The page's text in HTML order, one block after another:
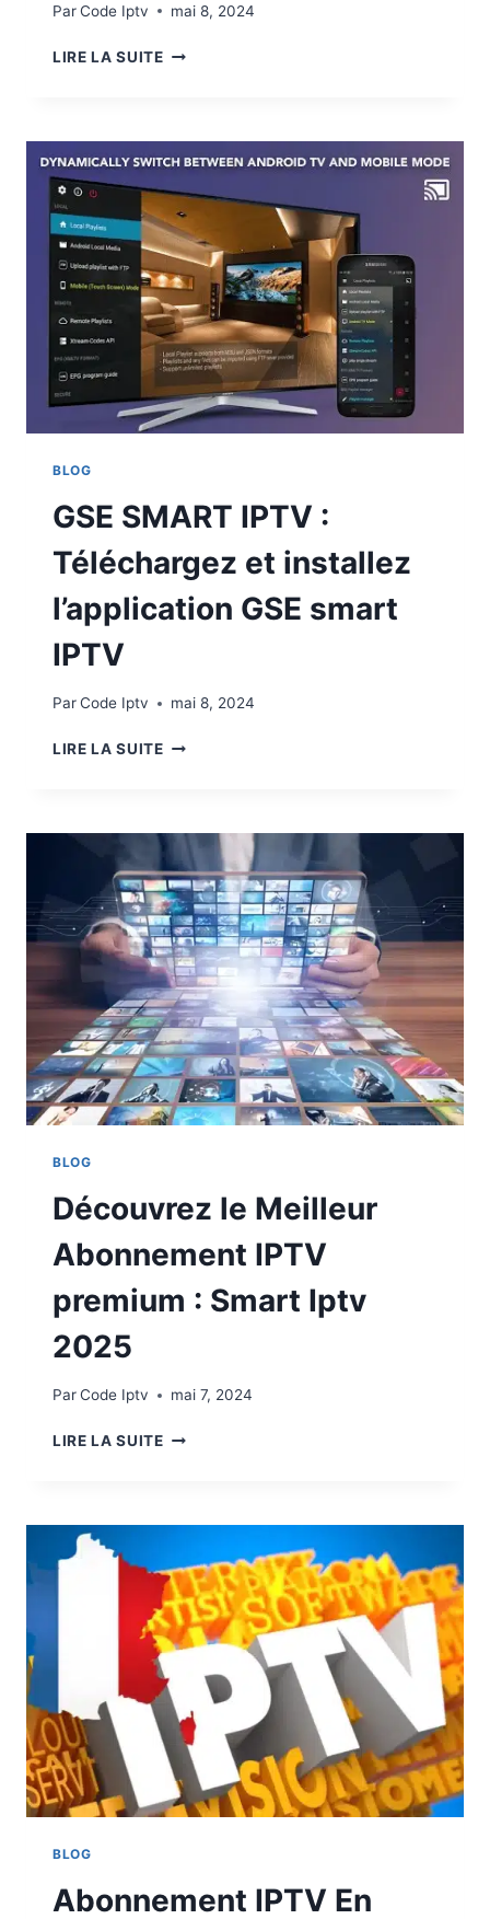
ParCode Iptv mai 8, 2024
LIRE LA SUITE
BLOG
GSE SMART IPTV :
Téléchargez et installez
l’application GSE smart
IPTV
ParCode Iptv mai 8, 2024
LIRE LA SUITE
BLOG
Découvrez le Meilleur
Abonnement IPTV
premium : Smart Iptv
2025
ParCode Iptv mai 7, 2024
LIRE LA SUITE
BLOG
Abonnement IPTV En